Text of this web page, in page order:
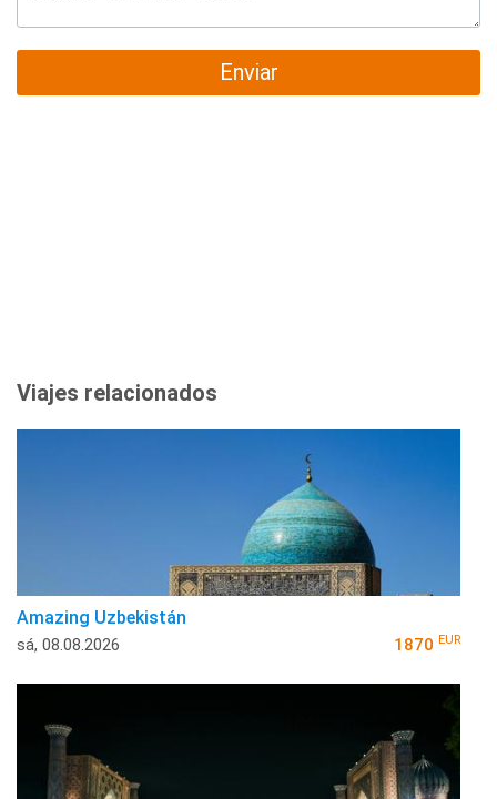
Enviar
Viajes relacionados
Amazing Uzbekistán
sá, 08.08.2026 1870 EUR